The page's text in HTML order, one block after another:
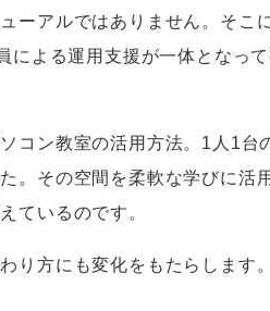
ーアルではありません。そこ
による運用支援が一体となっ
コン教室の活用方法。1人1台
。その空間を柔軟な学びに活
ているのです。
り方にも変化をもたらします